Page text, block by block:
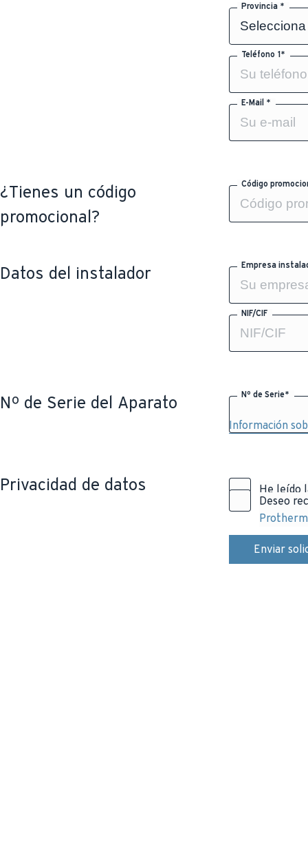
Provincia *
Teléfono 1*
E-Mail *
¿Tienes un código
promocional?
Código
Datos del instalador Empresa
NIF/CIF
Nº de Serie del Aparato Nº de Serie*
Información
Privacidad de datos
He leído
Deseo
Enviar